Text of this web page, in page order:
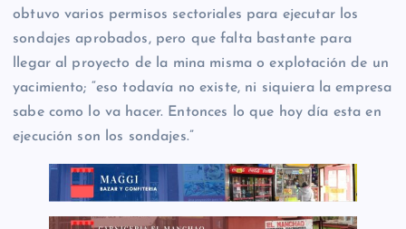
obtuvo varios permisos sectoriales para ejecutar los
sondajes aprobados, pero que falta bastante para
llegar al proyecto de la mina misma o explotación de un
yacimiento; “eso todavía no existe, ni siquiera la empresa
sabe como lo va hacer. Entonces lo que hoy día esta en
ejecución son los sondajes.”